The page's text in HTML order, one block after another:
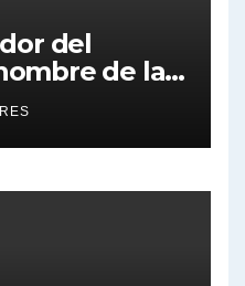
del
de la
de la
en
visita